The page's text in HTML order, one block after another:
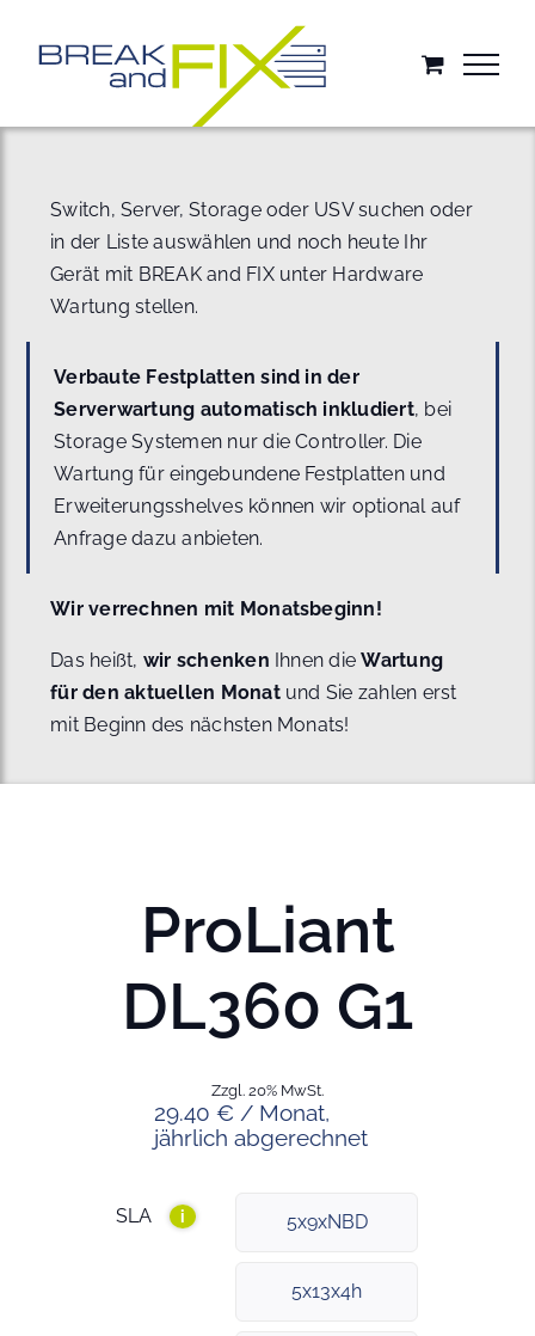
springen
Switch, Server, Storage oder USV suchen oder
in der Liste auswählen und noch heute Ihr
Gerät mit BREAK and FIX unter Hardware
Wartung stellen.
Verbaute Festplatten sind in der
Serverwartung automatisch inkludiert, bei
Storage Systemen nur die Controller. Die
Wartung für eingebundene Festplatten und
Erweiterungsshelves können wir optional auf
Anfrage dazu anbieten.
Wir verrechnen mit Monatsbeginn!
Das heißt, wir schenken Ihnen dieWartung
für den aktuellen Monat und Sie zahlen erst
mit Beginn des nächsten Monats!
ProLiant
DL360 G1
29.40 € / Monat,
jährlich abgerechnet
Zzgl. 20% MwSt.
SLA i 5x9xNBD
5x13x4h